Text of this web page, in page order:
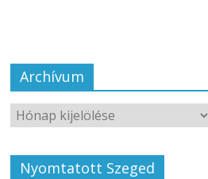
Archívum
Nyomtatott Szeged